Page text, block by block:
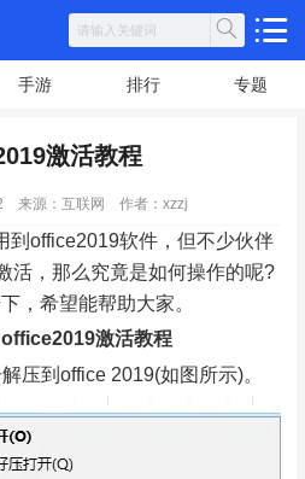
手游 排行 专题
激活教程
来源：互联网 作者：xzzj
office2019软件，但不少伙伴
活，那么究竟是如何操作的呢?
，希望能帮助大家。
激活教程
到office 2019(如图所示)。